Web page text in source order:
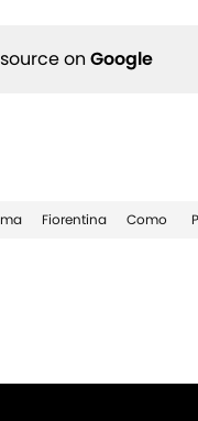
on Google
Fiorentina Como